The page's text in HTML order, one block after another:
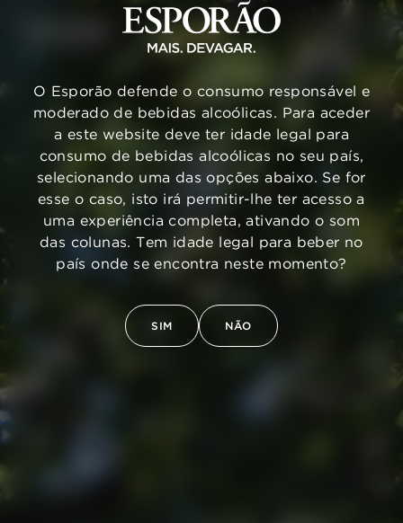
VOLTAR
O Esporão defende o consumo responsável e
moderado de bebidas alcoólicas. Para aceder
a este website deve ter idade legal para
consumo de bebidas alcoólicas no seu país,
selecionando uma das opções abaixo. Se for
esse o caso, isto irá permitir-lhe ter acesso a
uma experiência completa, ativando o som
das colunas. Tem idade legal para beber no
país onde se encontra neste momento?
SIM NÃO